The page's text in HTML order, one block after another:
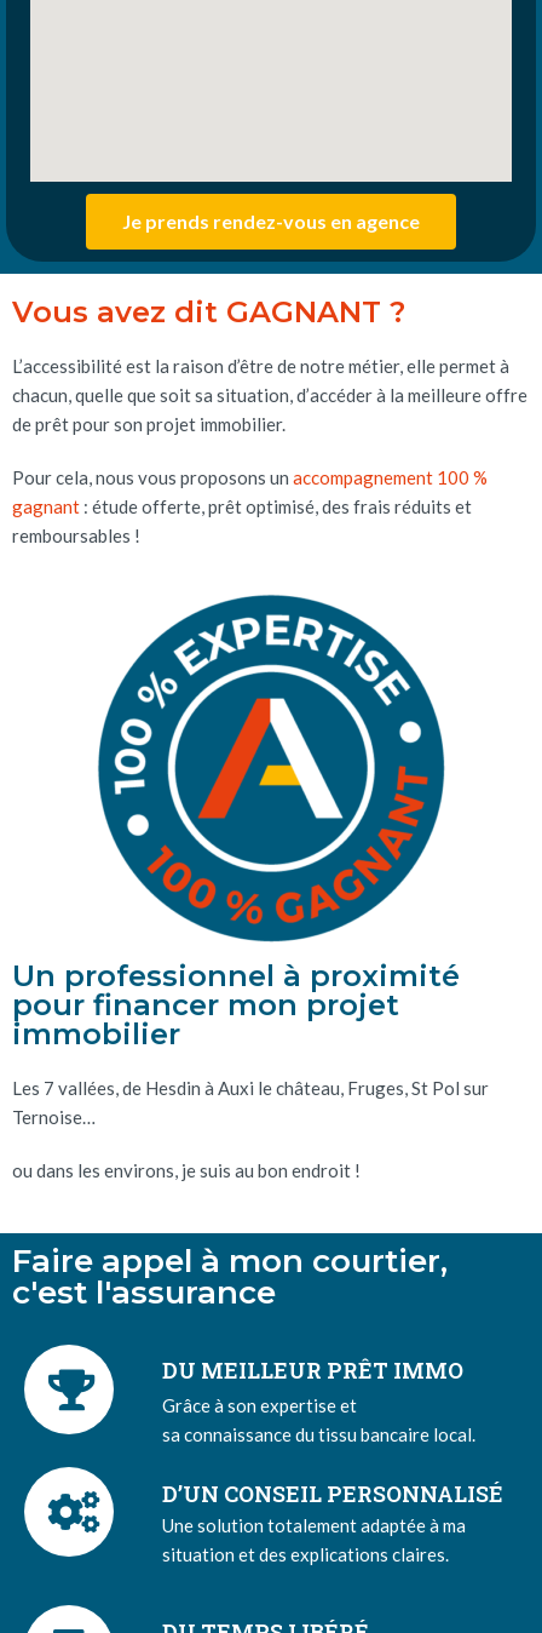
Je prends rendez-vous en agence
Vous avez dit GAGNANT ?
L’accessibilité est la raison d’être de notre métier, elle permet à
chacun, quelle que soit sa situation, d’accéder à la meilleure offre
de prêt pour son projet immobilier.
Pour cela, nous vous proposons un accompagnement 100 %
gagnant : étude offerte, prêt optimisé, des frais réduits et
remboursables !
Un professionnel à proximité
pour financer mon projet
immobilier
Les 7 vallées, de Hesdin à Auxi le château, Fruges, St Pol sur
Ternoise…
ou dans les environs, je suis au bon endroit !
Faire appel à mon courtier,
c'est l'assurance
DU MEILLEUR PRÊT IMMO
Grâce à son expertise et
sa connaissance du tissu bancaire local.
D’UN CONSEIL PERSONNALISÉ
Une solution totalement adaptée à ma
situation et des explications claires.